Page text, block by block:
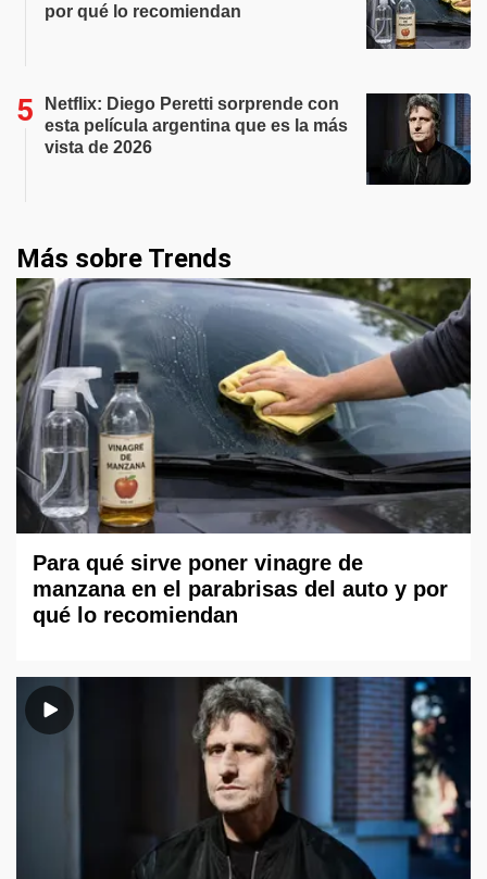
por qué lo recomiendan
Netflix: Diego Peretti sorprende con
esta película argentina que es la más
vista de 2026
Más sobre Trends
Para qué sirve poner vinagre de
manzana en el parabrisas del auto y por
qué lo recomiendan